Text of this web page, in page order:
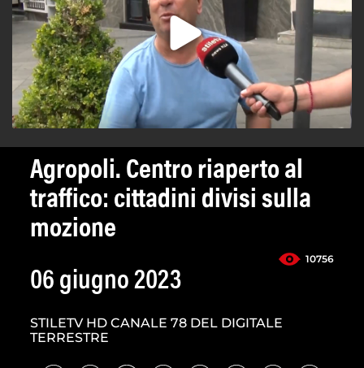
Agropoli. Centro riaperto al
traffico: cittadini divisi sulla
mozione
10756
06 giugno 2023
STILETV HD CANALE 78 DEL DIGITALE
TERRESTRE